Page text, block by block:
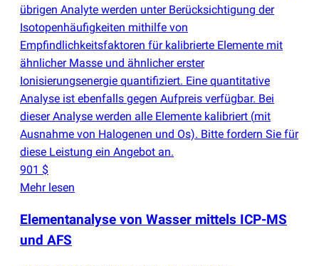
übrigen Analyte werden unter Berücksichtigung der
Isotopenhäufigkeiten mithilfe von
Empfindlichkeitsfaktoren für kalibrierte Elemente mit
ähnlicher Masse und ähnlicher erster
Ionisierungsenergie quantifiziert. Eine quantitative
Analyse ist ebenfalls gegen Aufpreis verfügbar. Bei
dieser Analyse werden alle Elemente kalibriert (mit
Ausnahme von Halogenen und Os). Bitte fordern Sie für
diese Leistung ein Angebot an.
901 $
Mehr lesen
Elementanalyse von Wasser mittels ICP-MS
und AFS